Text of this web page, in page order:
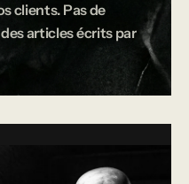
clients. Pas de
articles écrits par